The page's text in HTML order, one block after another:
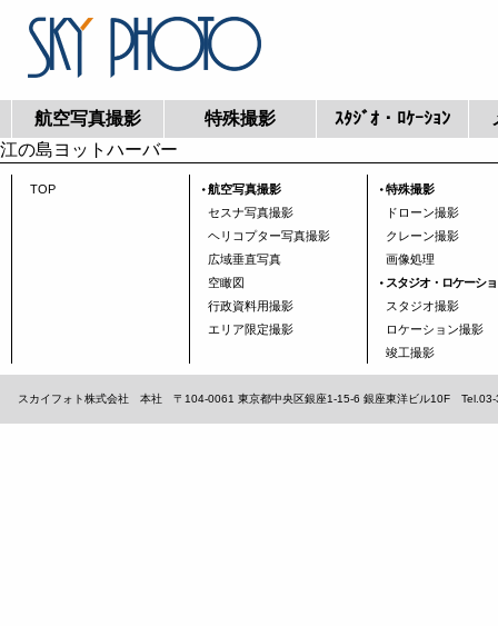
航空写真撮影 特殊撮影 ｽﾀｼﾞｵ・ﾛｹｰｼｮﾝ
江の島ヨットハーバー
TOP
航空写真撮影
セスナ写真撮影
ヘリコプター写真撮影
広域垂直写真
空瞰図
行政資料用撮影
エリア限定撮影
特殊撮影
ドローン撮影
クレーン撮影
画像処理
スタジオ・ロケーシ
スタジオ撮影
ロケーション撮影
竣工撮影
スカイフォト株式会社 本社 〒104-0061 東京都中央区銀座1-15-6 銀座東洋ビル10F